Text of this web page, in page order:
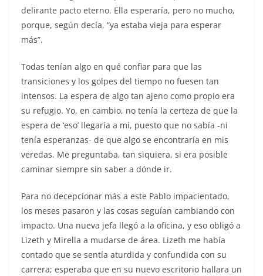
delirante pacto eterno. Ella esperaría, pero no mucho,
porque, según decía, “ya estaba vieja para esperar
más”.
Todas tenían algo en qué confiar para que las
transiciones y los golpes del tiempo no fuesen tan
intensos. La espera de algo tan ajeno como propio era
su refugio. Yo, en cambio, no tenía la certeza de que la
espera de ‘eso’ llegaría a mí, puesto que no sabía -ni
tenía esperanzas- de que algo se encontraría en mis
veredas. Me preguntaba, tan siquiera, si era posible
caminar siempre sin saber a dónde ir.
Para no decepcionar más a este Pablo impacientado,
los meses pasaron y las cosas seguían cambiando con
impacto. Una nueva jefa llegó a la oficina, y eso obligó a
Lizeth y Mirella a mudarse de área. Lizeth me había
contado que se sentía aturdida y confundida con su
carrera; esperaba que en su nuevo escritorio hallara un